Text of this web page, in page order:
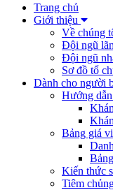
Trang chủ
Giới thiệu
Về chúng
Đội ngũ
Đội ngũ
Sơ đồ tổ
Dành cho người
Hướng
Bảng giá
Kiến thức
Tiêm